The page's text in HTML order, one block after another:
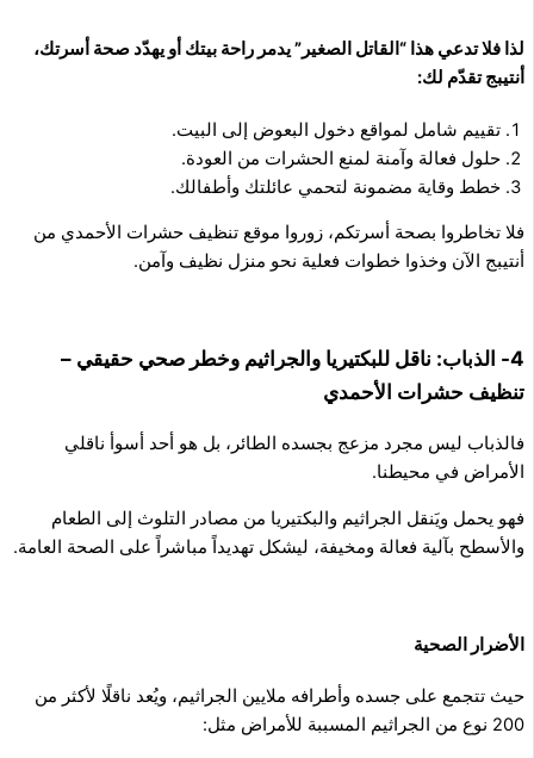
لذا فلا تدعي هذا “القاتل الصغير” يدمر راحة بيتك أو يهدّد صحة أسرتك،
أنتيبج تقدّم لك:
تقييم شامل لمواقع دخول البعوض إلى البيت.
حلول فعالة وآمنة لمنع الحشرات من العودة.
خطط وقاية مضمونة لتحمي عائلتك وأطفالك.
فلا تخاطروا بصحة أسرتكم، زوروا موقع تنظيف حشرات الأحمدي من
أنتيبج الآن وخذوا خطوات فعلية نحو منزل نظيف وآمن.
4- الذباب: ناقل للبكتيريا والجراثيم وخطر صحي حقيقي –
تنظيف حشرات الأحمدي
فالذباب ليس مجرد مزعج بجسده الطائر، بل هو أحد أسوأ ناقلي
الأمراض في محيطنا.
فهو يحمل ويَنقل الجراثيم والبكتيريا من مصادر التلوث إلى الطعام
والأسطح بآلية فعالة ومخيفة، ليشكل تهديداً مباشراً على الصحة العامة.
الأضرار الصحية
حيث تتجمع على جسده وأطرافه ملايين الجراثيم، ويُعد ناقلًا لأكثر من
200 نوع من الجراثيم المسببة للأمراض مثل: